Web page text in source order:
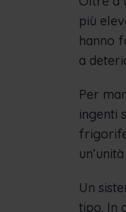
più
hanno
a
Per
ingenti
Un
tipo. In